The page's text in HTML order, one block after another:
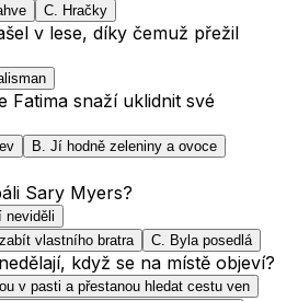
C. Hračky
v lese, díky čemuž přežil
Fatima snaží uklidnit své
B. Jí hodně zeleniny a ovoce
Sary Myers?
neviděli
vlastního bratra C. Byla posedlá
když se na místě objeví?
v pasti a přestanou hledat cestu ven